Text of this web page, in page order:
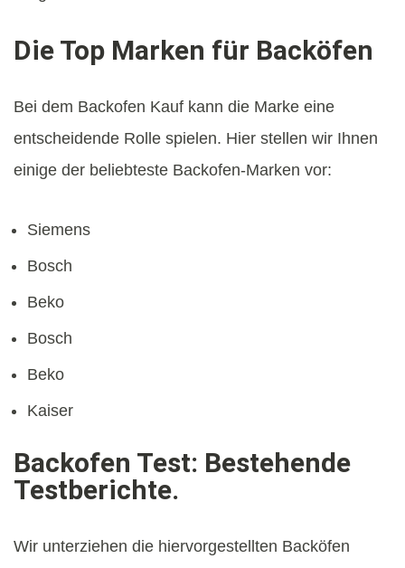
Die Top Marken für Backöfen
Bei dem Backofen Kauf kann die Marke eine
entscheidende Rolle spielen. Hier stellen wir Ihnen
einige der beliebteste Backofen-Marken vor:
Siemens
Bosch
Beko
Bosch
Beko
Kaiser
Backofen Test: Bestehende
Testberichte.
Wir unterziehen die hiervorgestellten Backöfen